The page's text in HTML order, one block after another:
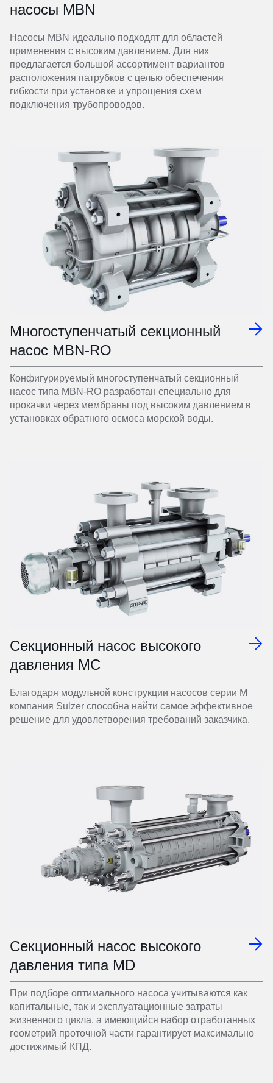
насосы MBN
Насосы MBN идеально подходят для областей
применения с высоким давлением. Для них
предлагается большой ассортимент вариантов
расположения патрубков с целью обеспечения
гибкости при установке и упрощения схем
подключения трубопроводов.
Многоступенчатый секционный
насос MBN-RO
Конфигурируемый многоступенчатый секционный
насос типа MBN-RO разработан специально для
прокачки через мембраны под высоким давлением в
установках обратного осмоса морской воды.
Секционный насос высокого
давления MC
Благодаря модульной конструкции насосов серии М
компания Sulzer способна найти самое эффективное
решение для удовлетворения требований заказчика.
Секционный насос высокого
давления типа MD
При подборе оптимального насоса учитываются как
капитальные, так и эксплуатационные затраты
жизненного цикла, а имеющийся набор отработанных
геометрий проточной части гарантирует максимально
достижимый КПД.